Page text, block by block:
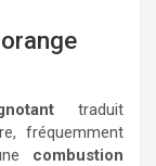
traduit
fréquemment
combustion